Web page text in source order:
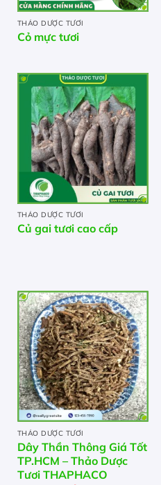
THẢO DƯỢC TƯƠI
Cỏ mực tươi
THẢO DƯỢC TƯƠI
Củ gai tươi cao cấp
THẢO DƯỢC TƯƠI
Dây Thần Thông Giá Tốt
TP.HCM – Thảo Dược
Tươi THAPHACO